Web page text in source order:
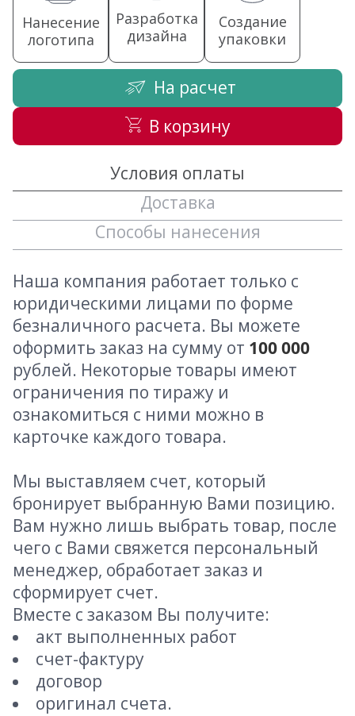
Нанесение
логотипа
Разработка
дизайна
Создание
упаковки
На расчет
В корзину
Условия оплаты
Доставка
Способы нанесения
Наша компания работает только с
юридическими лицами по форме
безналичного расчета. Вы можете
оформить заказ на сумму от 100 000
рублей. Некоторые товары имеют
ограничения по тиражу и
ознакомиться с ними можно в
карточке каждого товара.
Мы выставляем счет, который
бронирует выбранную Вами позицию.
Вам нужно лишь выбрать товар, после
чего с Вами свяжется персональный
менеджер, обработает заказ и
сформирует счет.
Вместе с заказом Вы получите:
акт выполненных работ
счет-фактуру
договор
оригинал счета.